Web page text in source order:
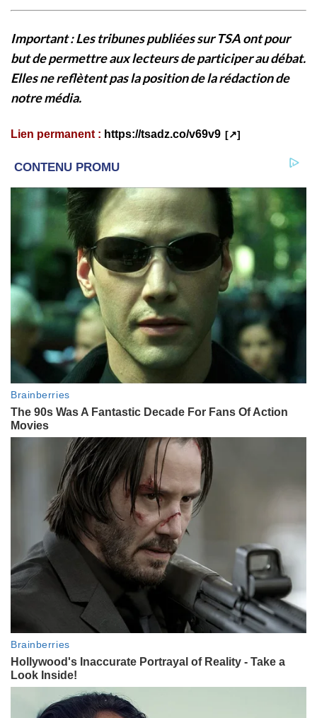
Important : Les tribunes publiées sur TSA ont pour
but de permettre aux lecteurs de participer au débat.
Elles ne reflètent pas la position de la rédaction de
notre média.
Lien permanent : https://tsadz.co/v69v9